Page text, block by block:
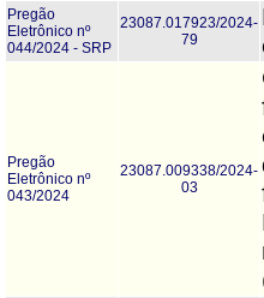
Pregão
Eletrônico nº
044/2024 - SRP
23087.017923/2024-
79
Pregão
Eletrônico nº
043/2024
23087.009338/2024-
03